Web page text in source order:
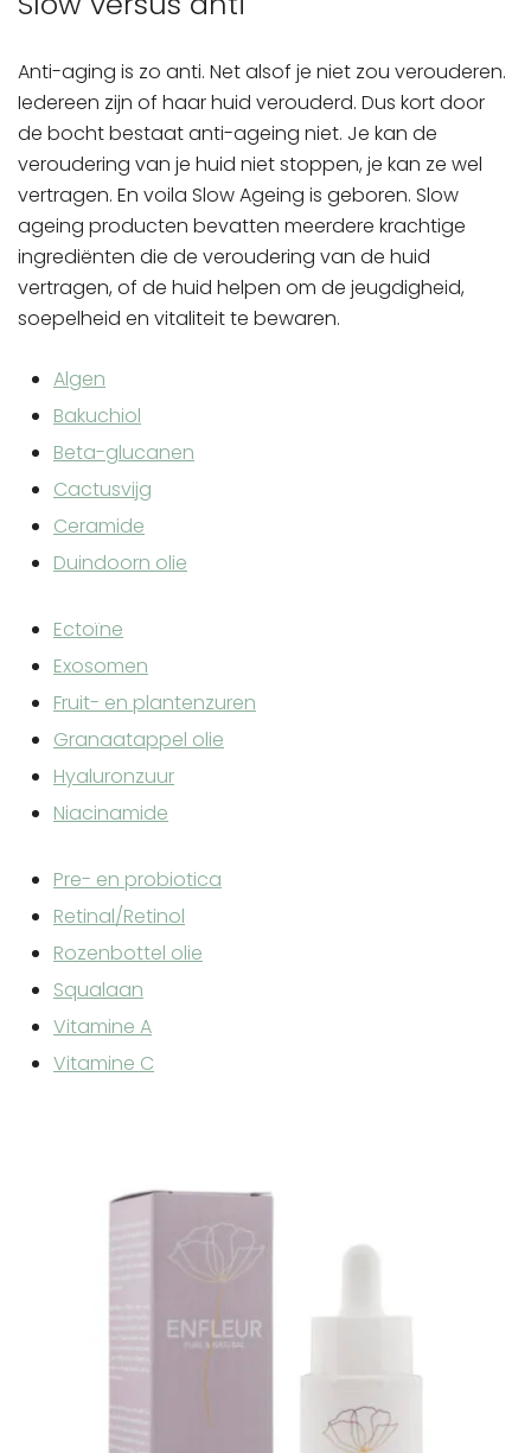
Anti-aging is zo anti. Net alsof je niet zou verouderen.
Iedereen zijn of haar huid verouderd. Dus kort door
de bocht bestaat anti-ageing niet. Je kan de
veroudering van je huid niet stoppen, je kan ze wel
vertragen. En voila Slow Ageing is geboren. Slow
ageing producten bevatten meerdere krachtige
ingrediënten die de veroudering van de huid
vertragen, of de huid helpen om de jeugdigheid,
soepelheid en vitaliteit te bewaren.
Algen
Bakuchiol
Beta-glucanen
Cactusvijg
Ceramide
Duindoorn olie
Ectoïne
Exosomen
Fruit- en plantenzuren
Granaatappel olie
Hyaluronzuur
Niacinamide
Pre- en probiotica
Retinal/Retinol
Rozenbottel olie
Squalaan
Vitamine A
Vitamine C